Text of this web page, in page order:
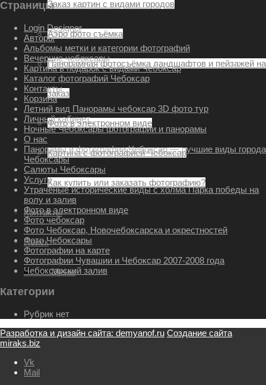
Заказ картин с видами городов
Аэро фото съёмка
Панорамная фотосъёмка ландшафтов и пейзажей на
заказ
Фото в электронном виде
Картина с фотографией Чебоксар
Как купить или заказать фотографию?
Контакты
Поиск
Меню Меню
Страницы
Login Designer
Авторы
Альбомы метки и категории фотографий
Вечерние чебоксары
Картина в подарок с видами Чебоксар
Каталог фотографий Чебоксар
Контакты
Корзина
Летний вид Панорамы чебоксар 3D фото тур
Личный кабинет
Ночные Чебоксары фотографии и панорамы
О нас
Панорамы и фотографии Чебоксар — лучшие виды города
Чебоксары
Салюты Чебоксары
Услуги
Утраченые исторические виды с холма Парка победы на
волу и залив
Фото в электронном виде
Фото чебоксар
Фото Чебоксар, Новочебоксарска и окрестностей
Фото Чебоксары
Фотографии на карте
Фотографии Чувашии и Чебоксар 2007-2008 года
Чебоксарский залив
Категории
Рубрик нет
Разработка и дизайн сайта: demyanof.ru Создание сайта
miraks.biz
Vk
Mail